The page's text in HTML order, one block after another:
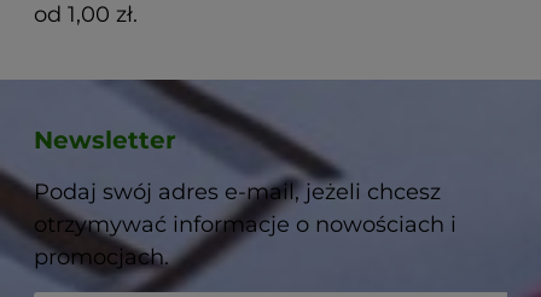
od 1,00 zł.
Newsletter
Podaj swój adres e-mail, jeżeli chcesz
otrzymywać informacje o nowościach i
promocjach.